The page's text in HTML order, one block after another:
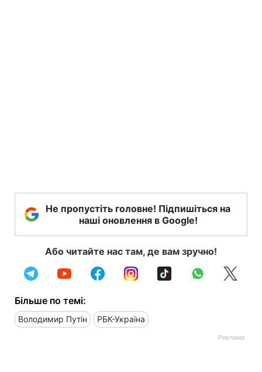
Не пропустіть головне! Підпишіться на
наші оновлення в Google!
Або читайте нас там, де вам зручно!
Більше по темі:
Володимир Путін РБК-Україна